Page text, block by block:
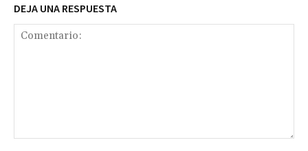
DEJA UNA RESPUESTA